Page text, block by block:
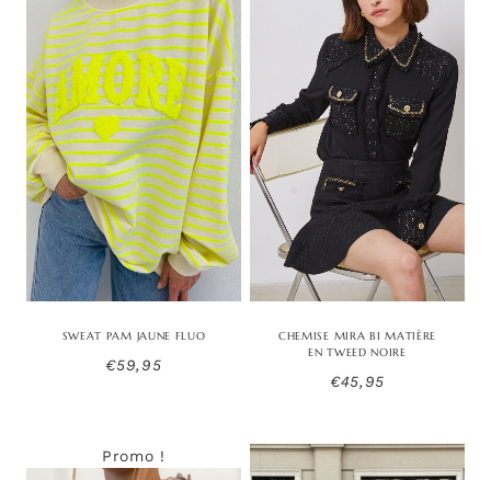
SWEAT PAM JAUNE FLUO
€59,95
CHEMISE MIRA BI MATIÈRE
EN TWEED NOIRE
€45,95
Promo !